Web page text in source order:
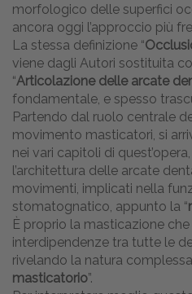
morfologico delle superfici
ancora oggi l’approccio più
La stessa definizione “
viene dagli Autori sostituita
“Articolazione delle arcate
fondamentale, e spesso
Partendo dal ruolo centrale
movimento masticatori, si
nei vari capitoli di
l’architettura delle arcate
movimenti, implicati nella
stomatognatico, appunto la “
È proprio la masticazione
interdipendenze tra tutte le
rivelando la natura complessa
masticatorio”.